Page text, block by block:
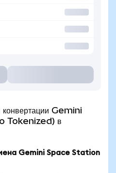
конвертации Gemini
Tokenized) в
Gemini Space Station